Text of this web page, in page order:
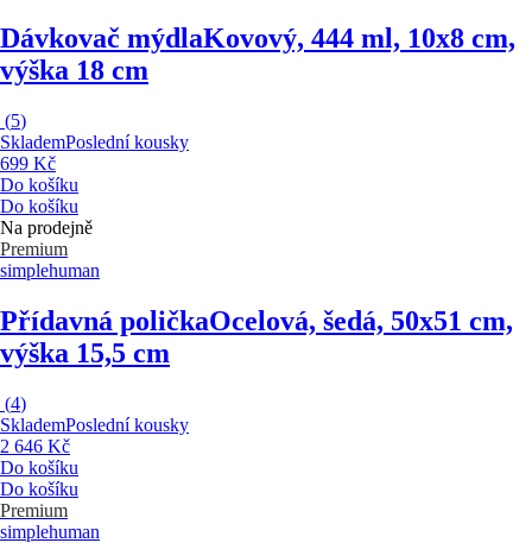
Dávkovač mýdlaKovový, 444 ml, 10x8 cm,
výška 18 cm
(5)
SklademPoslední kousky
699 Kč
Do košíku
Do košíku
Na prodejně
Premium
simplehuman
Přídavná poličkaOcelová, šedá, 50x51 cm,
výška 15,5 cm
(4)
SklademPoslední kousky
2 646 Kč
Do košíku
Do košíku
Premium
simplehuman